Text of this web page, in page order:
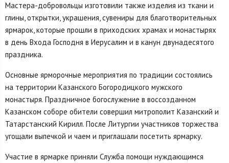
Мастера-добровольцы изготовили также изделия из ткани и
глины, открытки, украшения, сувениры для благотворительных
ярмарок, которые прошли в приходских храмах и монастырях
в день Входа Господня в Иерусалим и в канун двунадесятого
праздника.
Основные ярморочные мероприятия по традиции состоялись
на территории Казанского Богородицкого мужского
монастыря. Праздничное богослужение в воссозданном
Казанском соборе обители совершил митрополит Казанский и
Татарстанский Кирилл. После Литургии участников торжества
угощали выпечкой и чаем и приглашали посетить ярмарку.
Участие в ярмарке приняли Служба помощи нуждающимся